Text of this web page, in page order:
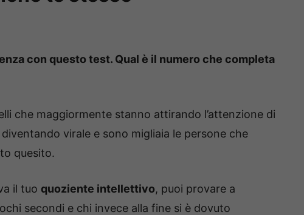
con questo test. Qual è il numero che completa
che maggiormente stanno attirando l’attenzione di
virale e sono migliaia le persone che
quesito.
il tuo quoziente intellettivo, puoi provare a
secondi e chi invece alla fine si è dovuto